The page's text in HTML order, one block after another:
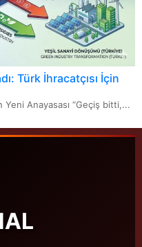
Türk İhracatçısı İçin
Anayasası “Geçiş bitti,...